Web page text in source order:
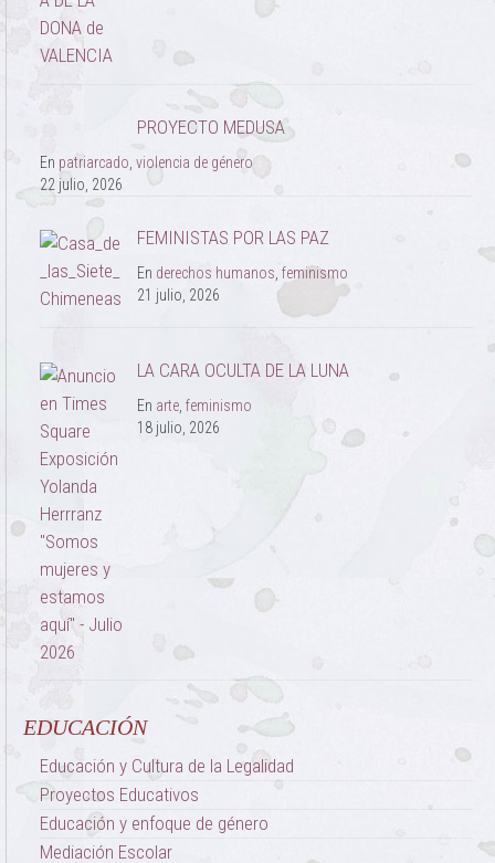
PROYECTO MEDUSA
En patriarcado violencia de género
22 julio, 2026
FEMINISTAS POR LAS PAZ
En derechos humanos, feminismo
21 julio, 2026
LA CARA OCULTA DE LA LUNA
En arte, feminismo
18 julio, 2026
EDUCACIÓN
Educación y Cultura de la Legalidad
Proyectos Educativos
Educación y enfoque de género
Mediación Escolar